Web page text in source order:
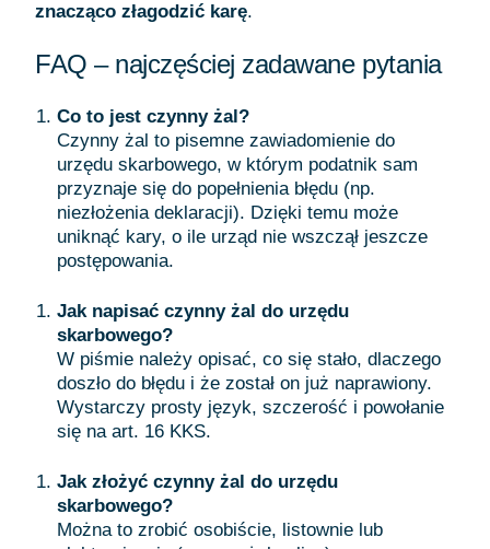
znacząco złagodzić karę.
FAQ – najczęściej zadawane pytania
Co to jest czynny żal?
Czynny żal to pisemne zawiadomienie do
urzędu skarbowego, w którym podatnik sam
przyznaje się do popełnienia błędu (np.
niezłożenia deklaracji). Dzięki temu może
uniknąć kary, o ile urząd nie wszczął jeszcze
postępowania.
Jak napisać czynny żal do urzędu
skarbowego?
W piśmie należy opisać, co się stało, dlaczego
doszło do błędu i że został on już naprawiony.
Wystarczy prosty język, szczerość i powołanie
się na art. 16 KKS.
Jak złożyć czynny żal do urzędu
skarbowego?
Można to zrobić osobiście, listownie lub